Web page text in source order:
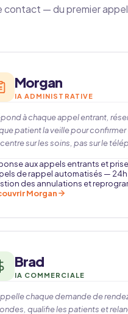
contact — du premier
Morgan
IA ADMINISTRATIVE
à chaque appel entrant,
patient la veille pour
sur les soins, pas sur le
aux appels entrants et
de rappel automatisés — 24h
des annulations et
Morgan
Brad
IA COMMERCIALE
chaque demande de
qualifie les patients et